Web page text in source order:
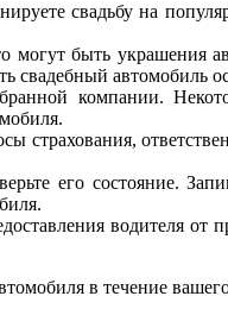
свадьбу на
могут быть украшения
свадебный
компании.
страхования,
его состояние.
водителя от
в течение